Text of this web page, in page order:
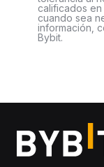
calificados
cuando sea
información,
Bybit.